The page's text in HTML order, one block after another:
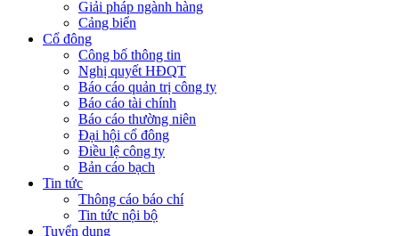
Giải pháp ngành hàng
Cảng biển
Cổ đông
Công bố thông tin
Nghị quyết HĐQT
Báo cáo quản trị công ty
Báo cáo tài chính
Báo cáo thường niên
Đại hội cổ đông
Điều lệ công ty
Bản cáo bạch
Tin tức
Thông cáo báo chí
Tin tức nội bộ
Tuyển dụng